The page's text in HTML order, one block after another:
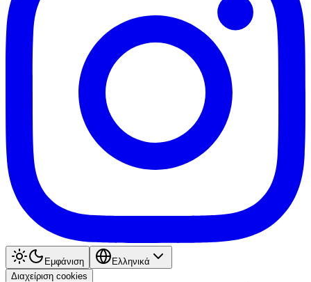
Εμφάνιση
Ελληνικά
Διαχείριση cookies